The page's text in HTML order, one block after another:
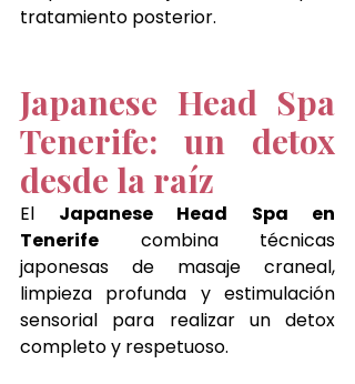
tratamiento posterior.
Japanese Head Spa
Tenerife: un detox
desde la raíz
El Japanese Head Spa en
Tenerife combina técnicas
japonesas de masaje craneal,
limpieza profunda y estimulación
sensorial para realizar un detox
completo y respetuoso.